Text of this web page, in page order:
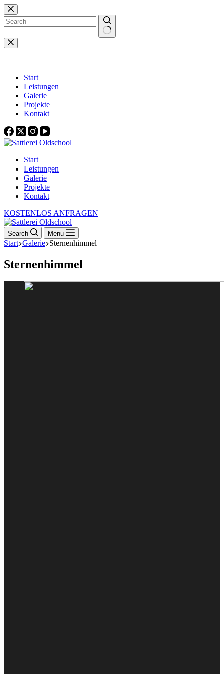
Zum
Inhalt
springen
Keine
Ergebnisse
Start
Leistungen
Galerie
Projekte
Kontakt
Start
Leistungen
Galerie
Projekte
Kontakt
KOSTENLOS ANFRAGEN
Search Menu
Start Galerie Sternenhimmel
Sternenhimmel